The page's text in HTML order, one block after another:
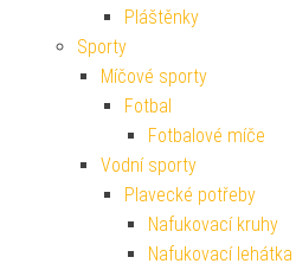
Pláštěnky
Sporty
Míčové sporty
Fotbal
Fotbalové míče
Vodní sporty
Plavecké potřeby
Nafukovací kruhy
Nafukovací lehátka